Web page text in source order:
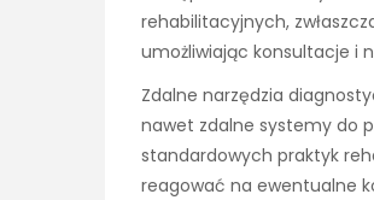
rehabilitacyjnych,
umożliwiając konsultacje i
Zdalne narzędzia
nawet zdalne systemy do
standardowych praktyk
reagować na ewentualne